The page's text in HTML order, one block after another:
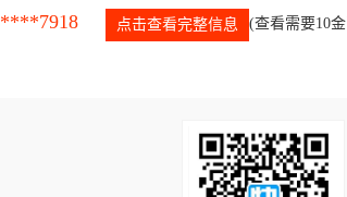
点击查看完整信息 (查看需要10